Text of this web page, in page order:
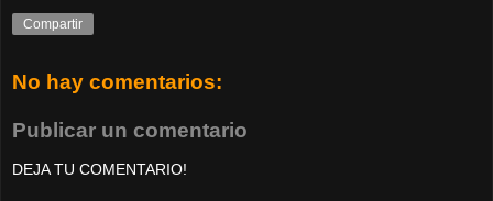
Compartir
No hay comentarios:
Publicar un comentario
DEJA TU COMENTARIO!